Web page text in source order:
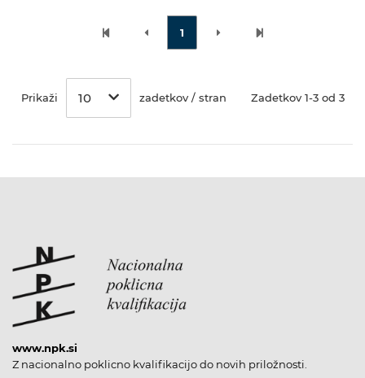
1
Prikaži 10 zadetkov / stran Zadetkov 1-3 od 3
www.npk.si
Z nacionalno poklicno kvalifikacijo do novih priložnosti.